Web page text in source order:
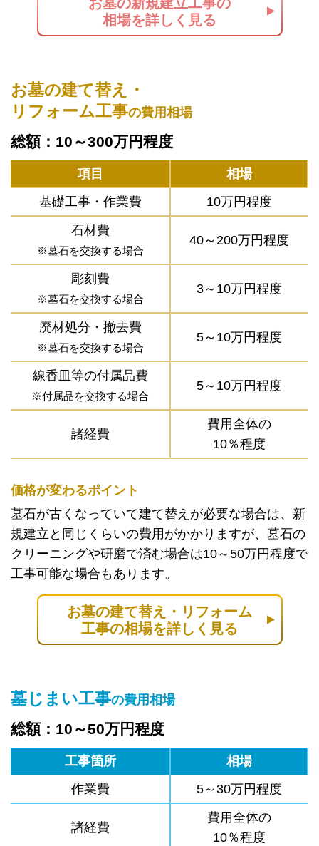
相場を詳しく見る
お墓の建て替え・
リフォーム工事の費用相場
総額：10～300万円程度
項目
相場
基礎工事・作業費
10万円程度
石材費
※墓石を交換する場合
40～200万円程度
彫刻費
※墓石を交換する場合
3～10万円程度
廃材処分・撤去費
※墓石を交換する場合
5～10万円程度
線香皿等の付属品費
※付属品を交換する場合
5～10万円程度
諸経費
費用全体の
10％程度
価格が変わるポイント
墓石が古くなっていて建て替えが必要な場合は、新
規建立と同じくらいの費用がかかりますが、墓石の
クリーニングや研磨で済む場合は10～50万円程度で
工事可能な場合もあります。
お墓の建て替え・リフォーム
工事の相場を詳しく見る
墓じまい工事の費用相場
総額：10～50万円程度
工事箇所
相場
作業費
5～30万円程度
諸経費
費用全体の
10％程度